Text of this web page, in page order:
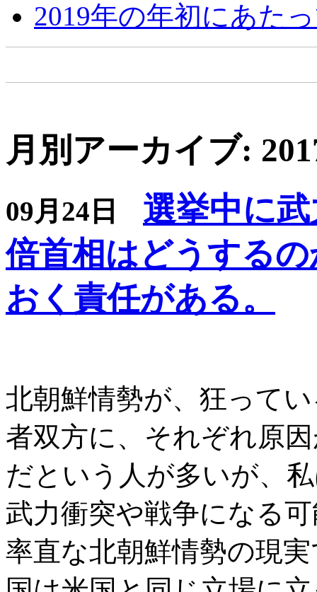
2019年の年初にあた
月別アーカイブ:
09月24日
選挙中に
倍首相はどうする
おく責任がある。
北朝鮮情勢が、狂って
者双方に、それぞれ原
だという人が多いが、
武力衝突や戦争になる
率直な北朝鮮情勢の現